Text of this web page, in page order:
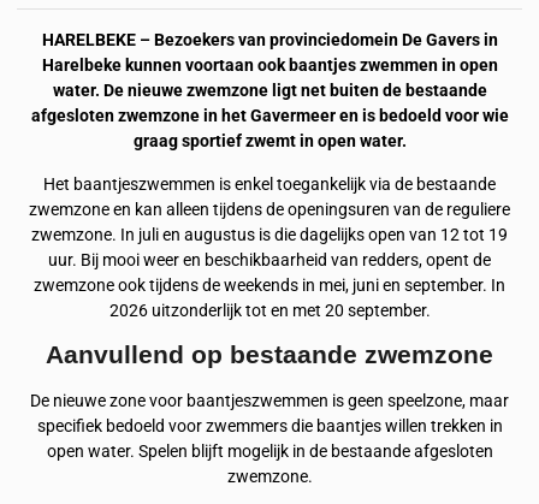
HARELBEKE – Bezoekers van provinciedomein De Gavers in
Harelbeke kunnen voortaan ook baantjes zwemmen in open
water. De nieuwe zwemzone ligt net buiten de bestaande
afgesloten zwemzone in het Gavermeer en is bedoeld voor wie
graag sportief zwemt in open water.
Het baantjeszwemmen is enkel toegankelijk via de bestaande
zwemzone en kan alleen tijdens de openingsuren van de reguliere
zwemzone. In juli en augustus is die dagelijks open van 12 tot 19
uur. Bij mooi weer en beschikbaarheid van redders, opent de
zwemzone ook tijdens de weekends in mei, juni en september. In
2026 uitzonderlijk tot en met 20 september.
Aanvullend op bestaande zwemzone
De nieuwe zone voor baantjeszwemmen is geen speelzone, maar
specifiek bedoeld voor zwemmers die baantjes willen trekken in
open water. Spelen blijft mogelijk in de bestaande afgesloten
zwemzone.